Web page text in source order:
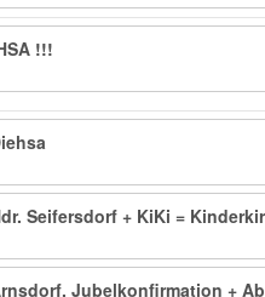
!!!
Seifersdorf + KiKi =
Jubelkonfirmation +